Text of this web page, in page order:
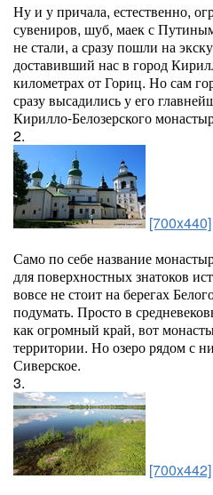
Ну и у причала, естественно,
сувениров, шуб, маек с
не стали, а сразу пошли на
доставивший нас в город
километрах от Гориц. Но сам
сразу высадились у его
Кирилло-Белозерского
2.
[700x440]
Само по себе название
для поверхностных знатоков
вовсе не стоит на берегах
подумать. Просто в
как огромный край, вот
территории. Но озеро рядом с
Сиверское.
3.
[700x442]